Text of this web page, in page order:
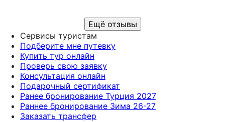
знаю, что мне всегда ответят🙌🏻
Ещё отзывы
Сервисы туристам
Подберите мне путевку
Купить тур онлайн
Проверь свою заявку
Консультация онлайн
Подарочный сертификат
Ранее бронирование Турция 2027
Раннее бронирование Зима 26-27
Заказать трансфер